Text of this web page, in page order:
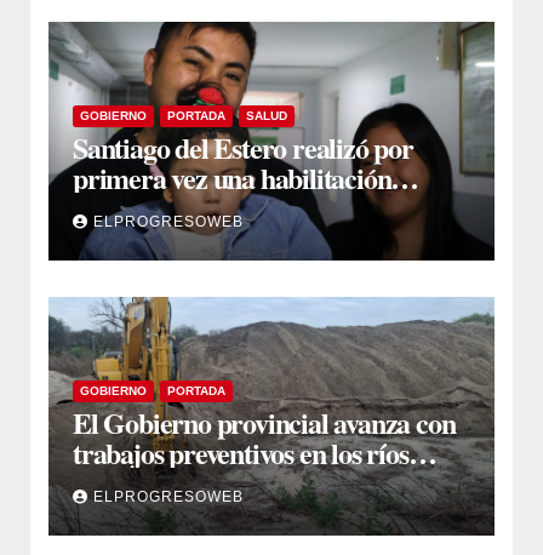
GOBIERNO PORTADA SALUD
Santiago del Estero realizó por
primera vez una habilitación
auditiva con vincha de conducción
óseaELPROGRESOWEB
GOBIERNO PORTADA
El Gobierno provincial avanza con
trabajos preventivos en los ríos
Dulce y Salado y en los Bajos
Submeridionales
ELPROGRESOWEB